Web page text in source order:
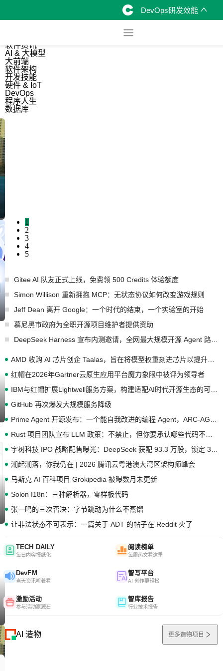
DevOps研发效能
软件资讯
AI & 大模型
大前端
软件架构
开发技能
硬件 & IoT
DevOps
程序人生
数据库
1
2
3
4
5
Gitee AI 队友正式上线，免费领 500 Credits 体验额度
Simon Willison 重新拥抱 MCP：无状态协议如何改变游戏规则
Jeff Dean 离开 Google：一个时代的结束，一个实验室的开始
慕尼黑市政府为全职开源项目维护者提供资助
红帽在2026年Gartner云原生应用平台魔力象限中被评为领导者
GitHub 再次爆发大规模服务降级
潮起潮落，你我仍在 | 2026 腾讯云粤港澳大湾区架构师峰会
马斯克 AI 百科项目 Grokipedia 被曝数月未更新
Solon I18n：三种解析器，零样板代码
张一鸣的三次否决：字节跳动为什么不蒸馏
让非法状态不可表示：一篇关于 ADT 的帖子在 Reddit 火了
TECH DAILY
每日内容报纸化
阅读榜单
每周热文看这里
DevFM
当天资讯听着看
智写平台
AI 创作更轻松
激励活动
参与活动赢源石
智库报告
行业技术报告
AI 造物 更多造物项目